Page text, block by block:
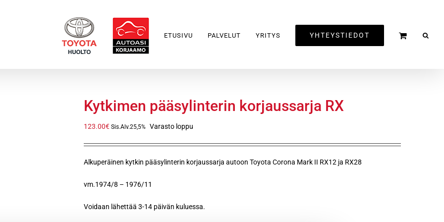
ETUSIVU PALVELUT YRITYS YHTEYSTIEDOT
Kytkimen pääsylinterin korjaussarja RX
123.00€ Sis.Alv.25,5% Varasto loppu
Alkuperäinen kytkin pääsylinterin korjaussarja autoon Toyota Corona Mark II RX12 ja RX28
vm.1974/8 – 1976/11
Voidaan lähettää 3-14 päivän kuluessa.